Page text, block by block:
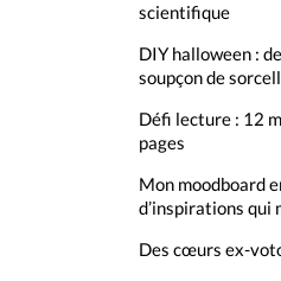
scientifique
DIY halloween :
soupçon de
Défi lecture : 12
pages
Mon moodboard
d’inspirations qui
Des cœurs ex-